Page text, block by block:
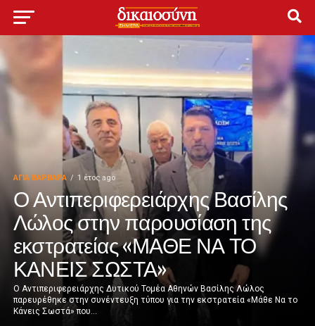
ΑΓΙΑ ΒΑΡΒΑΡΑ 1 έτος ago
Ο Αντιπεριφερειάρχης Βασίλης
Λώλος στην παρουσίαση της
εκστρατείας «ΜΑΘΕ ΝΑ ΤΟ
ΚΑΝΕΙΣ ΣΩΣΤΑ»
Ο Αντιπεριφερειάρχης Δυτικού Τομέα Αθηνών Βασίλης Λώλος
παρευρέθηκε στην συνέντευξη τύπου για την εκστρατεία «Μάθε Να το
Κάνεις Σωστά» που...